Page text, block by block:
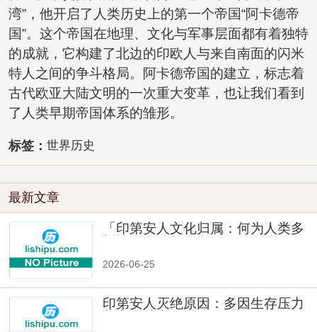
湾”，他开启了人类历史上的第一个帝国“阿卡德帝
国”。这个帝国在地理、文化与军事层面都有着独特
的成就，它构建了北边的印欧人与来自南面的闪米
特人之间的争斗格局。阿卡德帝国的建立，标志着
古代欧亚大陆文明的一次重大变革，也让我们看到
了人类早期帝国体系的雏形。
标签： 世界历史
最新文章
「印第安人文化归属：何为人类多
2026-06-25
印第安人灭绝原因：多因生存压力